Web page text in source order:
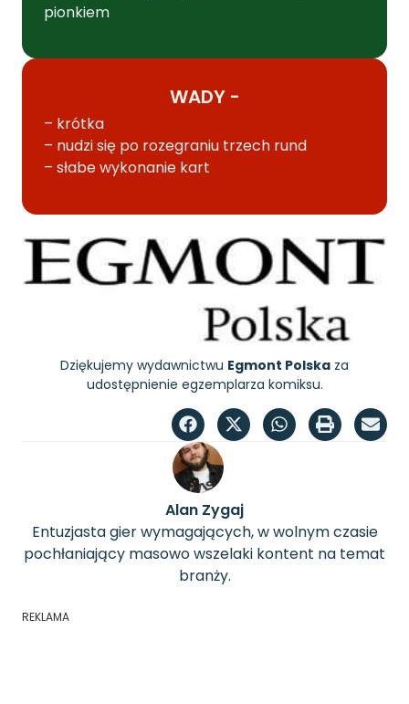
pionkiem
WADY -
– krótka
– nudzi się po rozegraniu trzech rund
– słabe wykonanie kart
Dziękujemy wydawnictwu Egmont Polska za
udostępnienie egzemplarza komiksu.
Alan Zygaj
Entuzjasta gier wymagających, w wolnym czasie
pochłaniający masowo wszelaki kontent na temat
branży.
REKLAMA